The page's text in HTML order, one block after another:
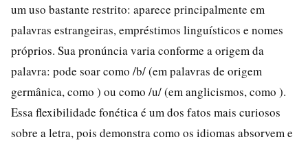
um uso bastante restrito: aparece principalmente em
palavras estrangeiras, empréstimos linguísticos e nomes
próprios. Sua pronúncia varia conforme a origem da
palavra: pode soar como /b/ (em palavras de origem
germânica, como ) ou como /u/ (em anglicismos, como ).
Essa flexibilidade fonética é um dos fatos mais curiosos
sobre a letra, pois demonstra como os idiomas absorvem e